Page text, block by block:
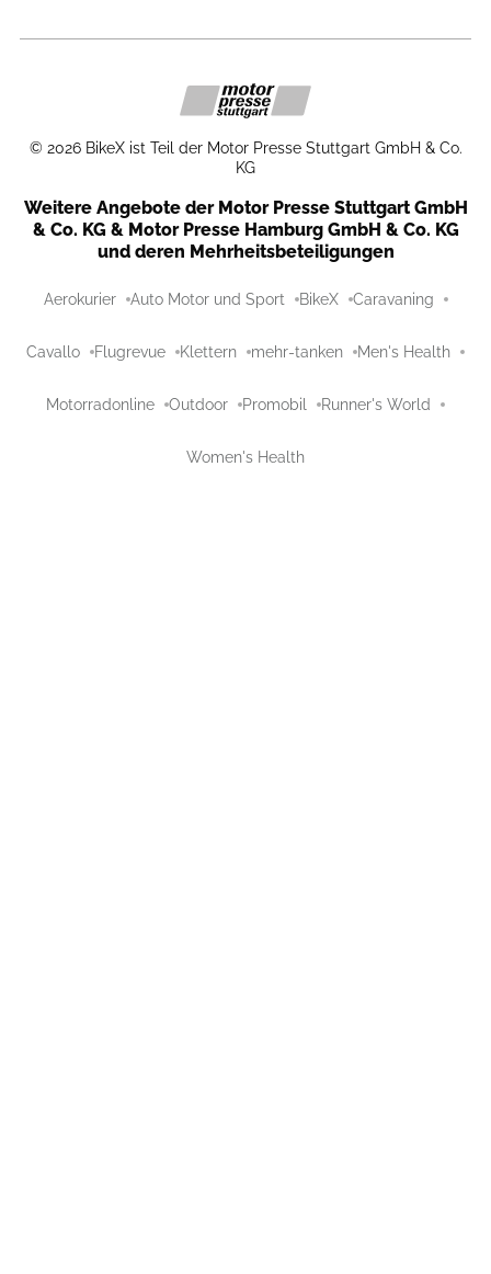
© 2026 BikeX ist Teil der Motor Presse Stuttgart GmbH & Co.
KG
Weitere Angebote der Motor Presse Stuttgart GmbH
& Co. KG & Motor Presse Hamburg GmbH & Co. KG
und deren Mehrheitsbeteiligungen
Aerokurier Auto Motor und Sport BikeX Caravaning
Cavallo Flugrevue Klettern mehr-tanken Men's Health
Motorradonline Outdoor Promobil Runner's World
Women's Health